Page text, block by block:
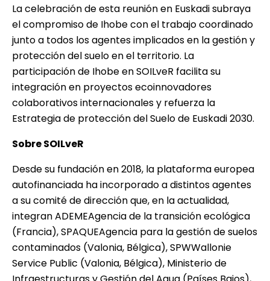
La celebración de esta reunión en Euskadi subraya
el compromiso de Ihobe con el trabajo coordinado
junto a todos los agentes implicados en la gestión y
protección del suelo en el territorio. La
participación de Ihobe en SOILveR facilita su
integración en proyectos ecoinnovadores
colaborativos internacionales y refuerza la
Estrategia de protección del Suelo de Euskadi 2030.
Sobre SOILveR
Desde su fundación en 2018, la plataforma europea
autofinanciada ha incorporado a distintos agentes
a su comité de dirección que, en la actualidad,
integran ADEMEAgencia de la transición ecológica
(Francia), SPAQUEAgencia para la gestión de suelos
contaminados (Valonia, Bélgica), SPWWallonie
Service Public (Valonia, Bélgica), Ministerio de